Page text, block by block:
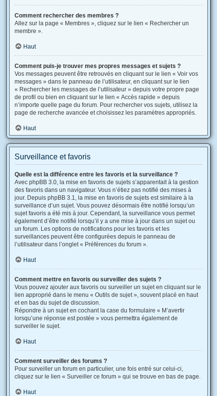
Comment rechercher des membres ?
Allez sur la page « Membres », cliquez sur le lien « Rechercher un
membre ».
Haut
Comment puis-je trouver mes propres messages et sujets ?
Vos messages peuvent être retrouvés en cliquant sur le lien « Voir vos
messages » dans le panneau de l’utilisateur, en cliquant sur le lien
« Rechercher les messages de l’utilisateur » depuis votre propre page
de profil ou bien en cliquant sur le lien « Accès rapide » depuis
n’importe quelle page du forum. Pour rechercher vos sujets, utilisez la
page de recherche avancée et choisissez les paramètres appropriés.
Haut
Surveillance et favoris
Quelle est la différence entre les favoris et la surveillance ?
Avec phpBB 3.0, la mise en favoris de sujets s’apparentait à la gestion
des favoris dans un navigateur. Vous n’étiez pas notifié des mises à
jour. Depuis phpBB 3.1, la mise en favoris de sujets est similaire à la
surveillance d’un sujet. Vous pouvez désormais être notifié lorsqu’un
sujet favoris a été mis à jour. Cependant, la surveillance vous permet
également d’être notifié lorsqu’il y a une mise à jour dans un sujet ou
un forum. Les options de notifications pour les favoris et les
surveillances peuvent être configurées depuis le panneau de
l’utilisateur dans l’onglet « Préférences du forum ».
Haut
Comment mettre en favoris ou surveiller des sujets ?
Vous pouvez ajouter aux favoris ou surveiller un sujet en cliquant sur le
lien approprié dans le menu « Outils de sujet », souvent placé en haut
et en bas du sujet de discussion.
Répondre à un sujet en cochant la case du formulaire « M’avertir
lorsqu’une réponse est postée » vous permettra également de
surveiller le sujet.
Haut
Comment surveiller des forums ?
Pour surveiller un forum en particulier, une fois entré sur celui-ci,
cliquez sur le lien « Surveiller ce forum » qui se trouve en bas de page.
Haut